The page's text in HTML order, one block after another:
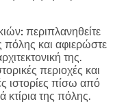
περιπλανηθείτε
πόλης και αφιερώστε
της.
περιοχές και
ιστορίες πίσω από
κτίρια της πόλης.